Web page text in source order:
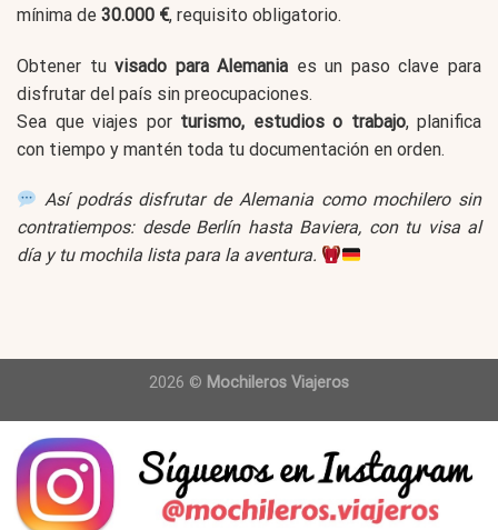
mínima de 30.000 €, requisito obligatorio.
Obtener tuvisado para Alemania es un paso clave para
disfrutar del país sin preocupaciones.
Sea que viajes por turismo, estudios o trabajo, planifica
con tiempo y mantén toda tu documentación en orden.
Así podrás disfrutar de Alemania como mochilero sin
contratiempos: desde Berlín hasta Baviera, con tu visa al
día y tu mochila lista para la aventura.
2026 © Mochileros Viajeros